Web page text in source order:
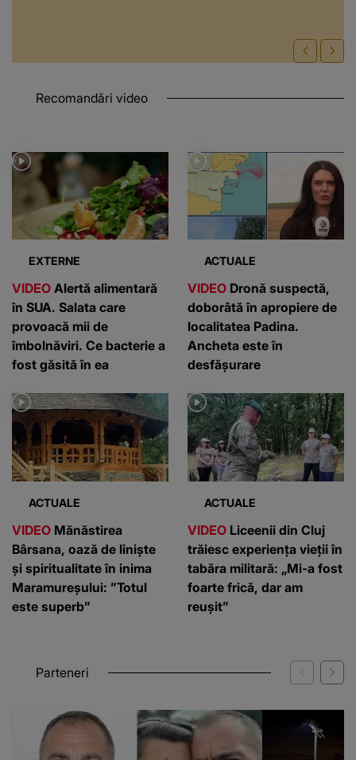
Recomandări video
EXTERNE
VIDEO Alertă alimentară
în SUA. Salata care
provoacă mii de
îmbolnăviri. Ce bacterie a
fost găsită în ea
ACTUALE
VIDEO Dronă suspectă,
doborâtă în apropiere de
localitatea Padina.
Ancheta este în
desfășurare
ACTUALE
VIDEO Mănăstirea
Bârsana, oază de liniște
și spiritualitate în inima
Maramureșului: ”Totul
este superb”
ACTUALE
VIDEO Liceenii din Cluj
trăiesc experiența vieții în
tabăra militară: „Mi-a fost
foarte frică, dar am
reușit”
Parteneri